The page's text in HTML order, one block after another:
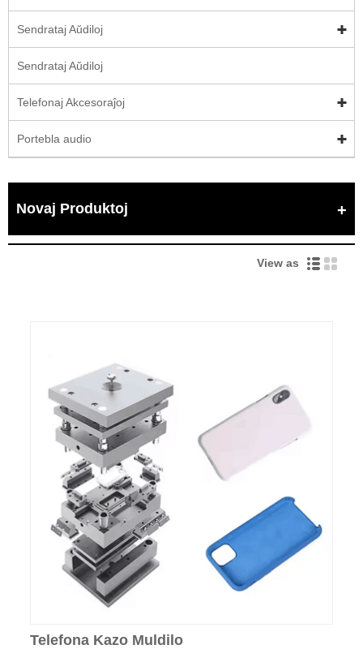
Sendrataj Aŭdiloj
Sendrataj Aŭdiloj
Telefonaj Akcesoraĵoj
Portebla audio
Novaj Produktoj
View as
Telefona Kazo Muldilo